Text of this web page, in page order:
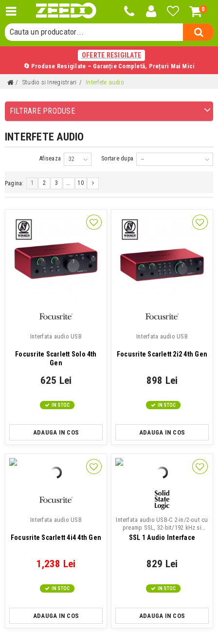
0
Cauta o categorie...
Cauta un producator...
Cauta un produs...
OFERTE RESIGILATE
🔄 Produse Resigilate – Garanție Completă, Prețuri Mai Mici
Studio si Inregistrari Interfete audio
FILTRARE PRODUSE
INTERFETE AUDIO
Sortare dupa --
Afiseaza 32
Pagina: 1 2 3 ... 10
Interfata audio USB
Focusrite Scarlett Solo 4th
Gen
625 Lei
IN STOC
ADAUGA IN COS
Interfata audio USB
Focusrite Scarlett 2i2 4th Gen
898 Lei
IN STOC
ADAUGA IN COS
Interfata audio USB
Focusrite Scarlett 4i4 4th Gen
1,238 Lei
IN STOC
ADAUGA IN COS
Interfata audio USB-C 2-in/2-out cu
preamp SSL, 32-bit/192 kHz si
Legacy 4K
SSL 1 Audio Interface
829 Lei
IN STOC
ADAUGA IN COS